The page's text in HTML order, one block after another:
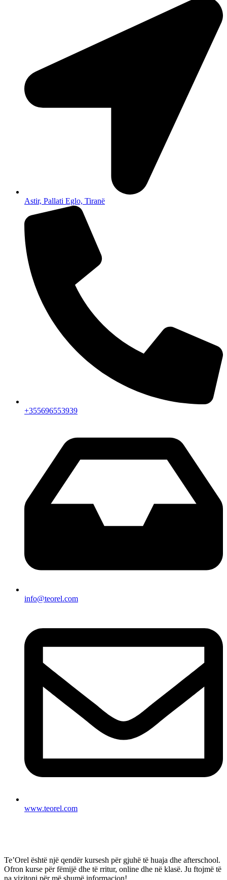
Astir, Pallati Eglo, Tiranë
+355696553939
info@teorel.com
www.teorel.com
Te’Orel është një qendër kursesh për gjuhë të huaja dhe afterschool.
Ofron kurse për fëmijë dhe të rritur, online dhe në klasë. Ju ftojmë të
na vizitoni për më shumë informacion!